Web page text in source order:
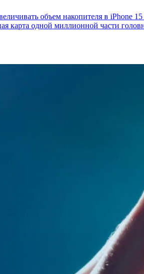
объем накопителя в iPhone
карта одной миллионной части